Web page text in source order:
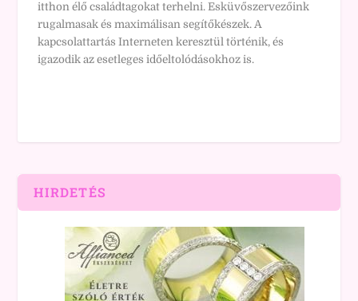
itthon élő családtagokat terhelni. Esküvőszervezőink
rugalmasak és maximálisan segítőkészek. A
kapcsolattartás Interneten keresztül történik, és
igazodik az esetleges időeltolódásokhoz is.
HIRDETÉS